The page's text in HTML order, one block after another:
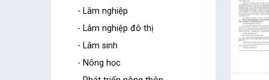
- Lâm nghiệp
- Lâm nghiệp đô thị
- Lâm sinh
- Nông học